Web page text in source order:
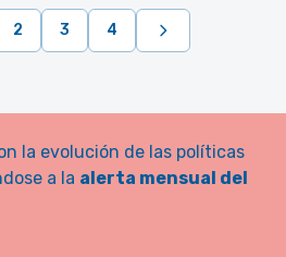
2 3 4
la evolución de las políticas
a la alerta mensual del